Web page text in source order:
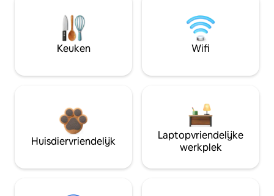
Keuken Wifi
Huisdiervriendelijk
Laptopvriendelijke
werkplek